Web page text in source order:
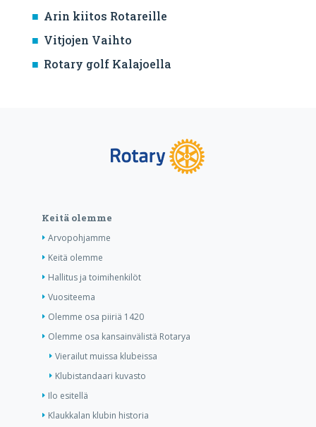
Arin kiitos Rotareille
Vitjojen Vaihto
Rotary golf Kalajoella
Keitä olemme
Arvopohjamme
Keitä olemme
Hallitus ja toimihenkilöt
Vuositeema
Olemme osa piiriä 1420
Olemme osa kansainvälistä Rotarya
Vierailut muissa klubeissa
Klubistandaari kuvasto
Ilo esitellä
Klaukkalan klubin historia